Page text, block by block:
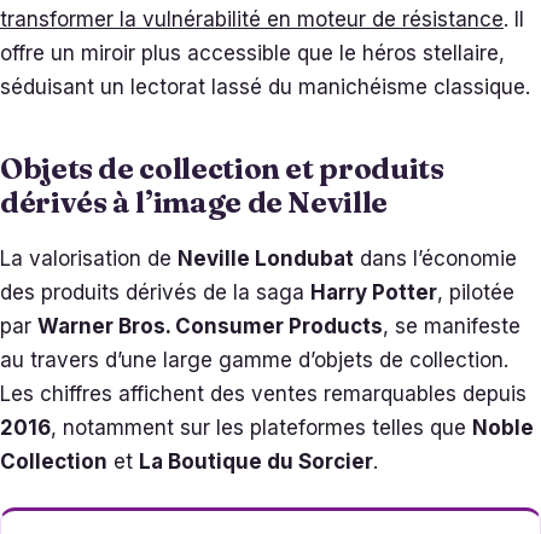
transformer la vulnérabilité en moteur de résistance. Il
offre un miroir plus accessible que le héros stellaire,
séduisant un lectorat lassé du manichéisme classique.
Objets de collection et produits
dérivés à l’image de Neville
La valorisation de Neville Londubat dans l’économie
des produits dérivés de la saga Harry Potter, pilotée
par Warner Bros. Consumer Products, se manifeste
au travers d’une large gamme d’objets de collection.
Les chiffres affichent des ventes remarquables depuis
2016, notamment sur les plateformes telles que Noble
Collection et La Boutique du Sorcier.